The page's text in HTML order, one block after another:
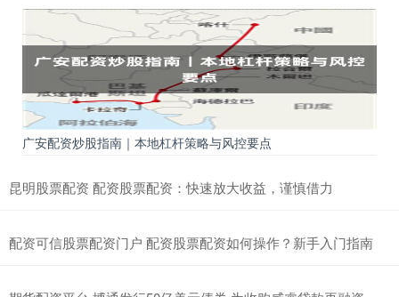
广安配资炒股指南｜本地杠杆策略与风控要点
昆明股票配资 配资股票配资：快速放大收益，谨慎借力
配资可信股票配资门户 配资股票配资如何操作？新手入门指南